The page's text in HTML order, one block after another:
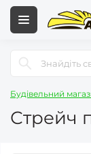
Будівельний
Стрейч